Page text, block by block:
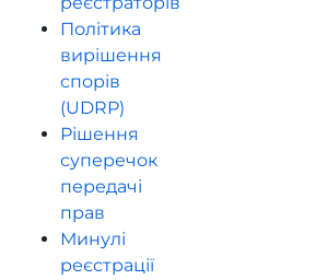
Політика
вирішення
спорів
(UDRP)
Рішення
суперечок
передачі
прав
Минулі
реєстрації